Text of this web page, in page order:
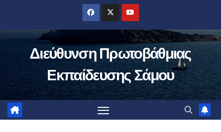
περιεχόμενο
Διεύθυνση Πρωτοβάθμιας
Εκπαίδευσης Σάμου